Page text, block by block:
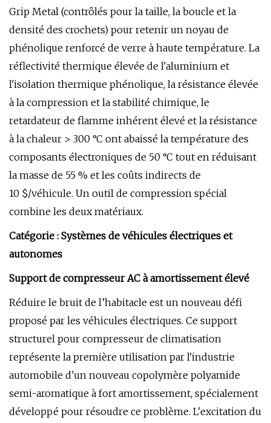
Grip Metal (contrôlés pour la taille, la boucle et la
densité des crochets) pour retenir un noyau de
phénolique renforcé de verre à haute température. La
réflectivité thermique élevée de l'aluminium et
l'isolation thermique phénolique, la résistance élevée
à la compression et la stabilité chimique, le
retardateur de flamme inhérent élevé et la résistance
à la chaleur > 300 °C ont abaissé la température des
composants électroniques de 50 °C tout en réduisant
la masse de 55 % et les coûts indirects de
10 $/véhicule. Un outil de compression spécial
combine les deux matériaux.
Catégorie : Systèmes de véhicules électriques et
autonomes
Support de compresseur AC à amortissement élevé
Réduire le bruit de l’habitacle est un nouveau défi
proposé par les véhicules électriques. Ce support
structurel pour compresseur de climatisation
représente la première utilisation par l'industrie
automobile d'un nouveau copolymère polyamide
semi-aromatique à fort amortissement, spécialement
développé pour résoudre ce problème. L'excitation du